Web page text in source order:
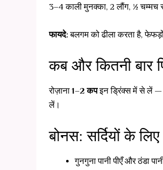
3–4 काली मुनक्का, 2 लौंग, ½ चम्मच
फायदे:बलगम को ढीला करता है,
कब और कितनी बार
रोज़ाना 1–2 कपइन ड्रिंक्स में से लें —
लें।
बोनस: सर्दियों के
गुनगुना पानी पीएँ और ठंडा